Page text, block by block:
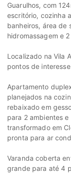
Guarulhos, com
escritório, cozinha
banheiros, área de
hidromassagem e
Localizado na Vila
pontos de
Apartamento
planejados na
rebaixado em
para 2 ambientes
transformado em
pronta para ar
Varanda coberta
grande para até 4